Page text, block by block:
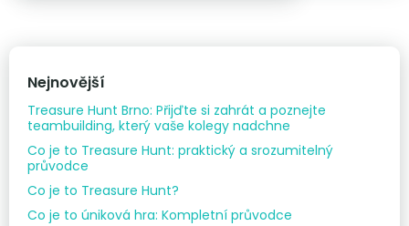
Nejnovější
Treasure Hunt Brno: Přijďte si zahrát a poznejte
teambuilding, který vaše kolegy nadchne
Co je to Treasure Hunt: praktický a srozumitelný
průvodce
Co je to Treasure Hunt?
Co je to úniková hra: Kompletní průvodce